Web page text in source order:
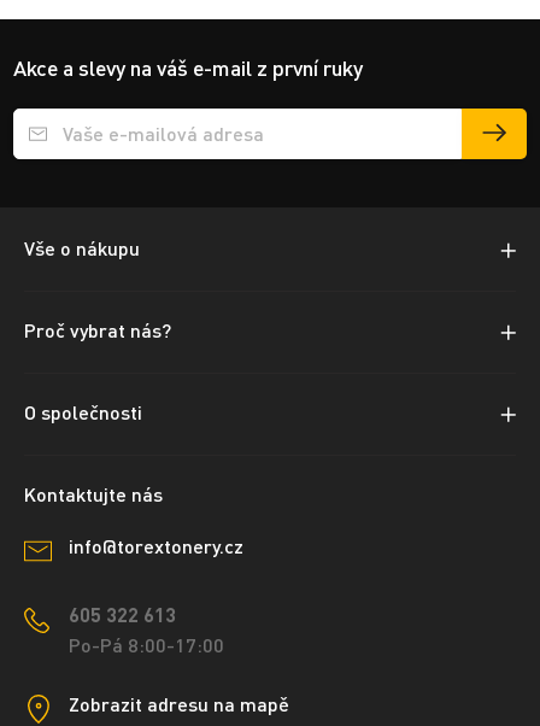
Akce a slevy na váš e-mail z první ruky
Přihlášení e-mailu k odběru
Vše o nákupu
Proč vybrat nás?
O společnosti
Kontaktujte nás
info@torextonery.cz
605 322 613
Po-Pá 8:00-17:00
Zobrazit adresu na mapě